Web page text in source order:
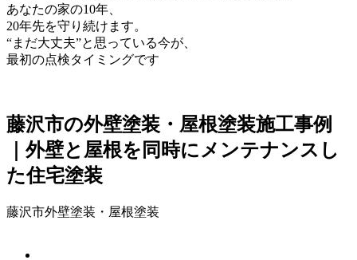
あなたの家の10年、
20年先を守り続けます。
“まだ大丈夫”と思っている今が、
最初の点検タイミングです
藤沢市の外壁塗装・屋根塗装施工事例
｜外壁と屋根を同時にメンテナンスし
た住宅塗装
藤沢市外壁塗装・屋根塗装